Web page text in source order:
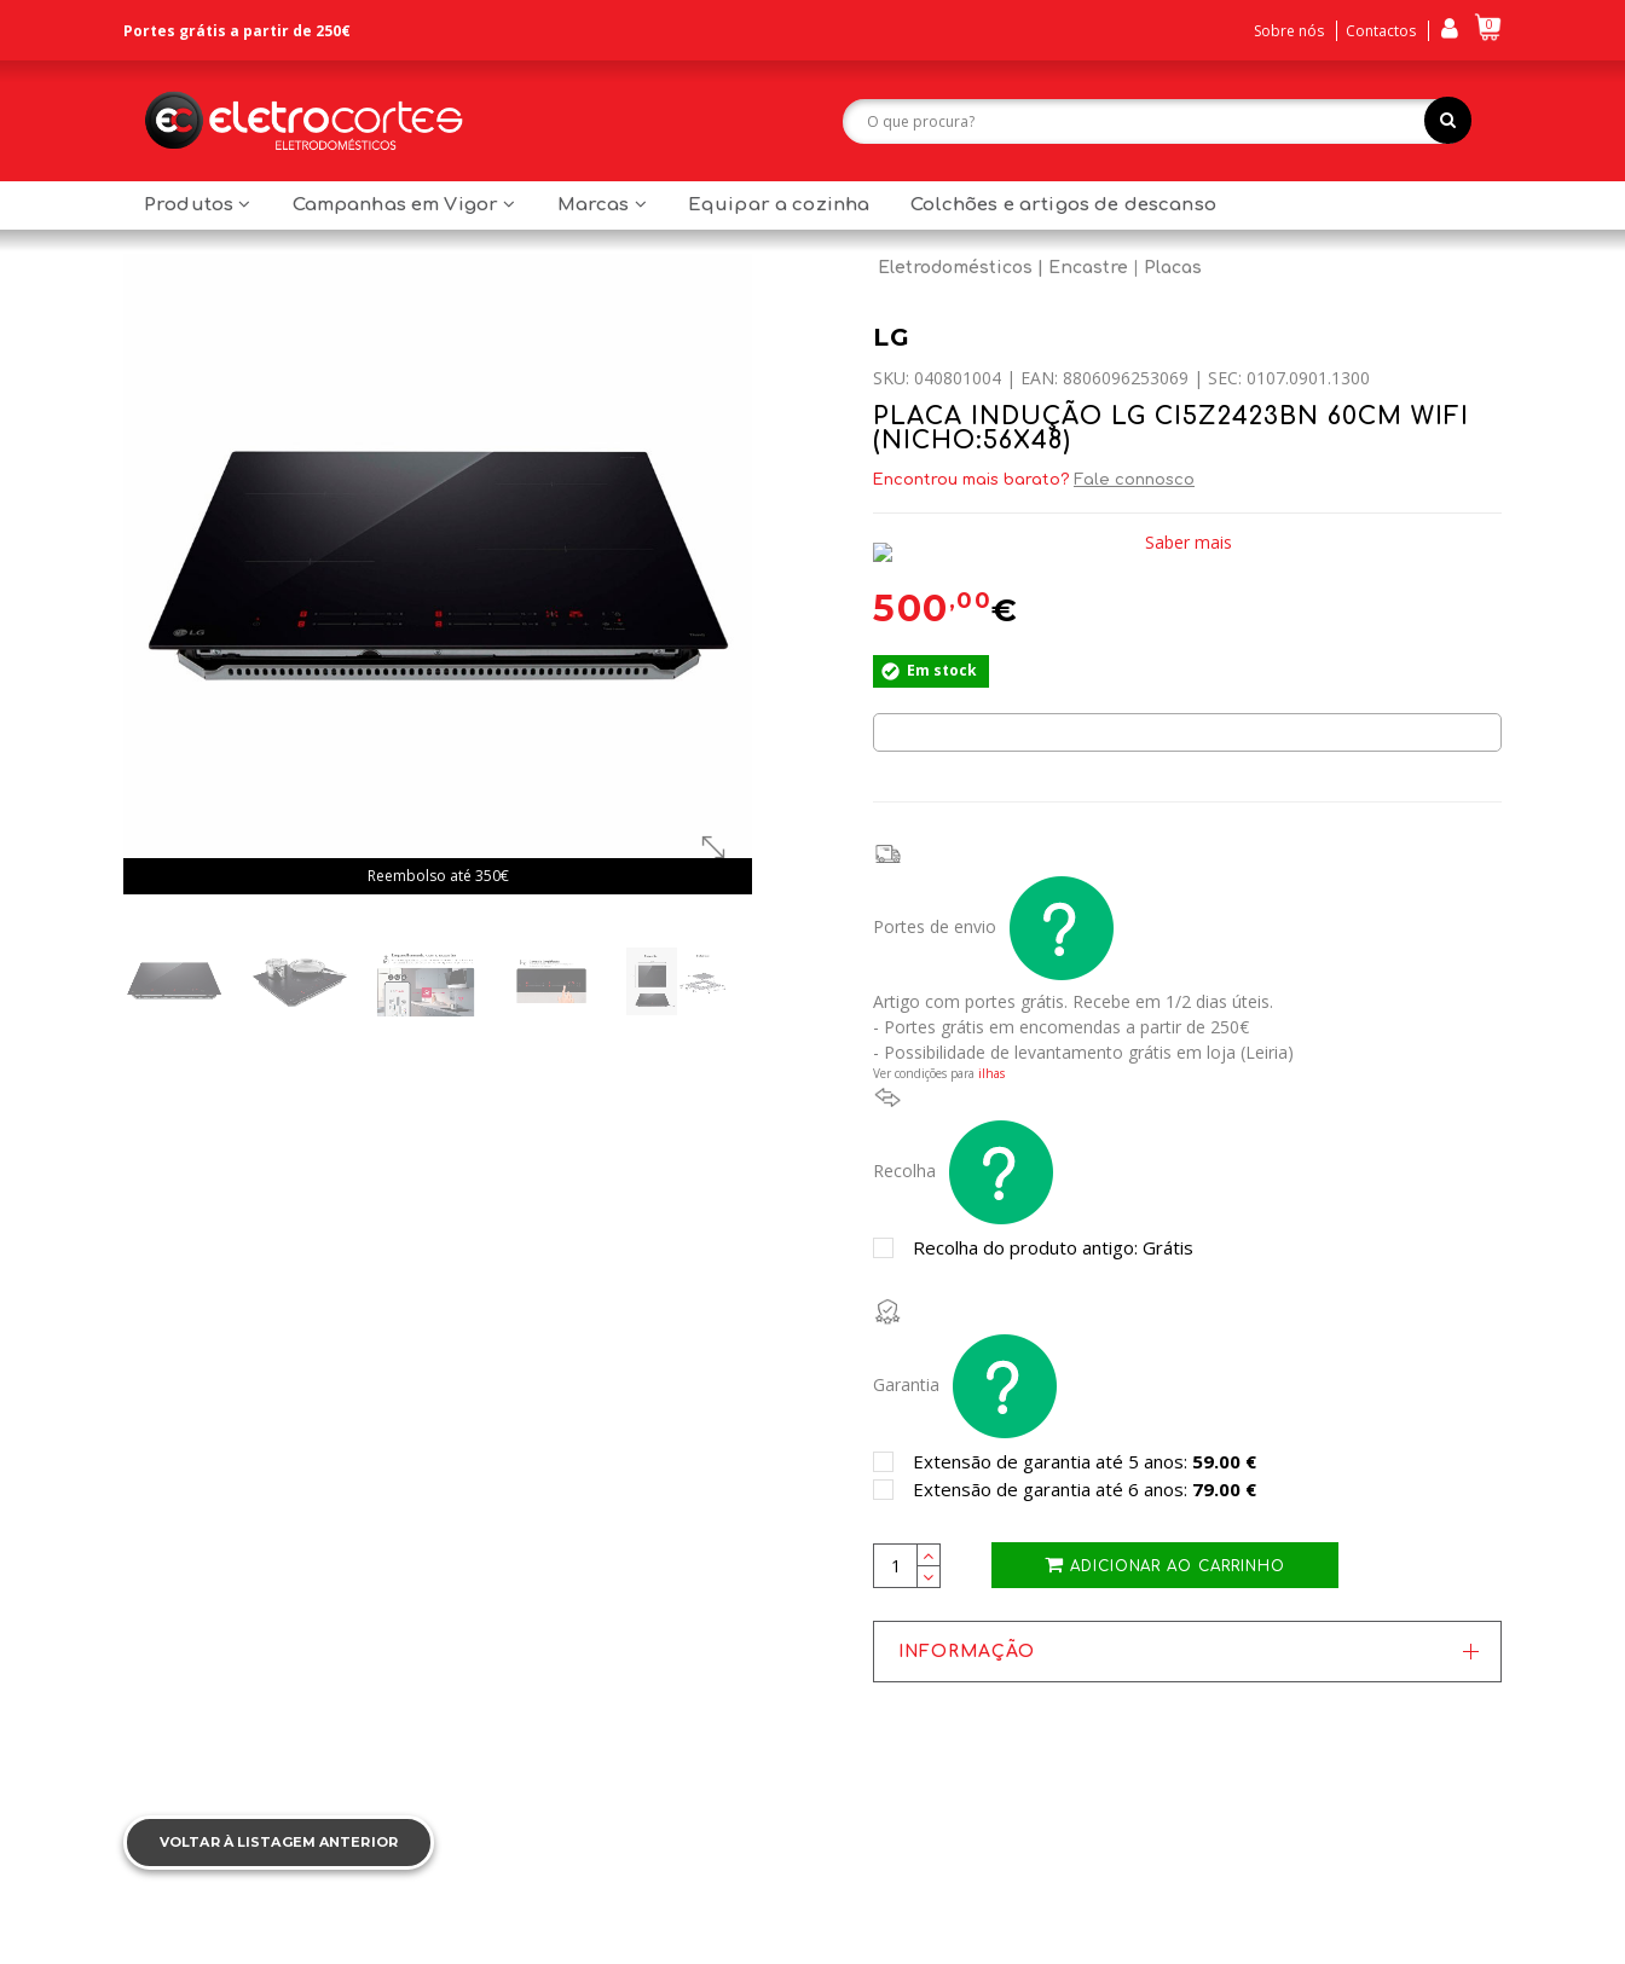
Portes grátis a partir de 250€ Sobre nós Contactos 0
Produtos Campanhas em Vigor Marcas Equipar a cozinha Colchões e artigos de descanso
Reembolso até 350€
Eletrodomésticos Encastre Placas
LG
SKU: 040801004 | EAN: 8806096253069 | SEC: 0107.0901.1300
PLACA INDUÇÃO LG CI5Z2423BN 60CM WIFI
(NICHO:56X48)
Encontrou mais barato? Fale connosco
Saber mais
500,00€
Em stock
Portes de envio
Artigo com portes grátis. Recebe em 1/2 dias úteis.
- Portes grátis em encomendas a partir de 250€
- Possibilidade de levantamento grátis em loja (Leiria)
Ver condições para ilhas
Recolha
Recolha do produto antigo: Grátis
Garantia
Extensão de garantia até 5 anos: 59.00 €
Extensão de garantia até 6 anos: 79.00 €
ADICIONAR AO CARRINHO
INFORMAÇÃO
VOLTAR À LISTAGEM ANTERIOR